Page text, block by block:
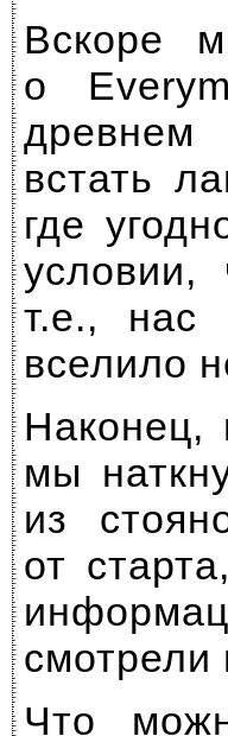
Вскоре
о
древнем
встать
где
т.е.,
вселило
Наконец,
мы
из
от
смотрели
Что